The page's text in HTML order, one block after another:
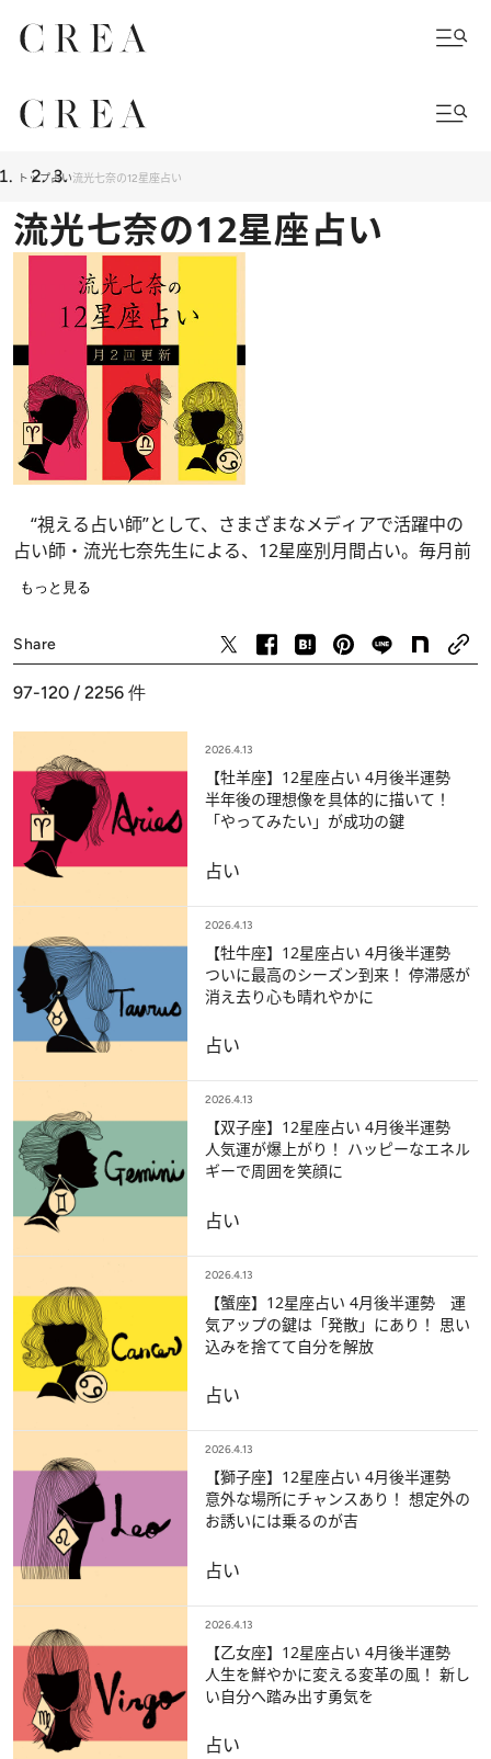
トップ占い流光七奈の12星座占い
流光七奈の12星座占い
“視える占い師”として、さまざまなメディアで活躍中の
占い師・流光七奈先生による、12星座別月間占い。毎月前
半と後半にわけて、月2回更新でお届けします。
もらえるはず。ラッキーデーと運気がアップするおすすめ
のアクションも紹介しているので、いい運を引き寄せて！
もっと見る
Share
97-120 / 2256 件
2026.4.13
【牡羊座】12星座占い 4月後半運勢
半年後の理想像を具体的に描いて！
「やってみたい」が成功の鍵
占い
2026.4.13
【牡牛座】12星座占い 4月後半運勢
ついに最高のシーズン到来！ 停滞感が
消え去り心も晴れやかに
占い
2026.4.13
【双子座】12星座占い 4月後半運勢
人気運が爆上がり！ ハッピーなエネル
ギーで周囲を笑顔に
占い
2026.4.13
【蟹座】12星座占い 4月後半運勢 運
気アップの鍵は「発散」にあり！ 思い
込みを捨てて自分を解放
占い
2026.4.13
【獅子座】12星座占い 4月後半運勢
意外な場所にチャンスあり！ 想定外の
お誘いには乗るのが吉
占い
2026.4.13
【乙女座】12星座占い 4月後半運勢
人生を鮮やかに変える変革の風！ 新し
い自分へ踏み出す勇気を
占い